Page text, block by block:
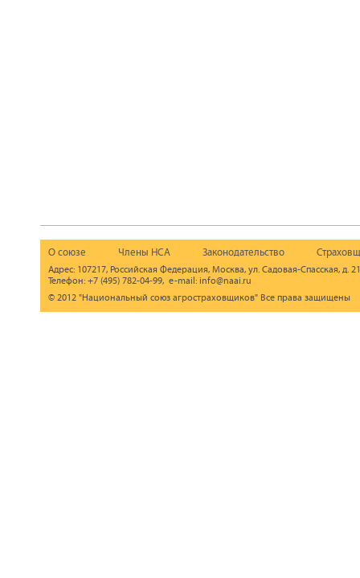
О союзе Члены НСА Законодательство
Адрес: 107217, Российская Федерация, Москва, ул. Садовая-Спасская, д.
Телефон: +7 (495) 782-04-99, e-mail: info@naai.ru
© 2012 "Национальный союз агростраховщиков" Все права защищены